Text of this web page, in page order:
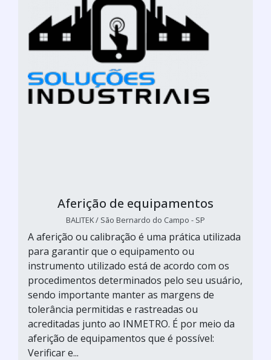
Aferição de equipamentos
BALITEK / São Bernardo do Campo - SP
A aferição ou calibração é uma prática utilizada
para garantir que o equipamento ou
instrumento utilizado está de acordo com os
procedimentos determinados pelo seu usuário,
sendo importante manter as margens de
tolerância permitidas e rastreadas ou
acreditadas junto ao INMETRO. É por meio da
aferição de equipamentos que é possível:
Verificar e...